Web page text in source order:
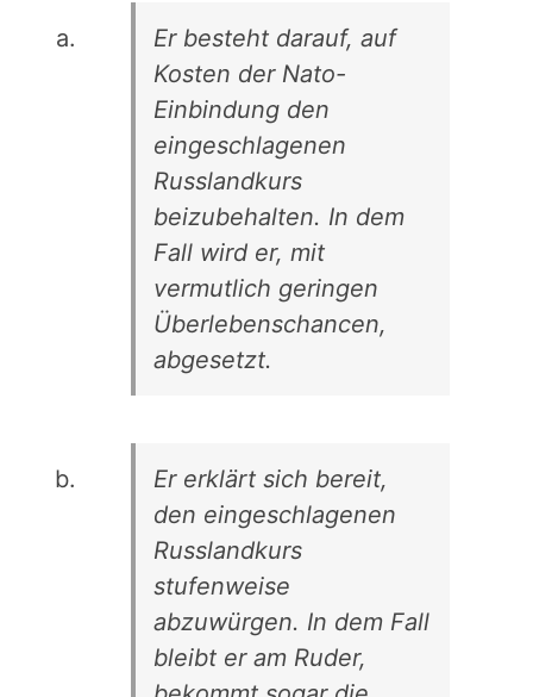
Er besteht darauf, auf
Kosten der Nato-
Einbindung den
eingeschlagenen
Russlandkurs
beizubehalten. In dem
Fall wird er, mit
vermutlich geringen
Überlebenschancen,
abgesetzt.
Er erklärt sich bereit,
den eingeschlagenen
Russlandkurs
stufenweise
abzuwürgen. In dem Fall
bleibt er am Ruder,